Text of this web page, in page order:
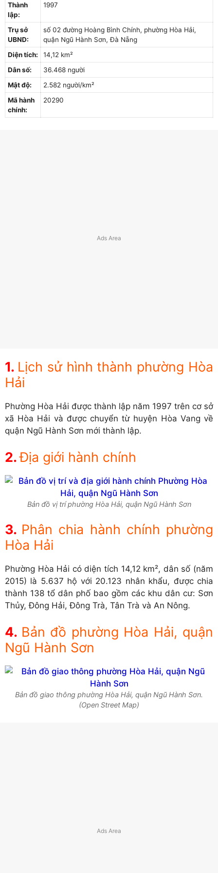
Thành
lập:
1997
Trụ sở
UBND:
số 02 đường Hoàng Bình Chính, phường Hòa Hải,
quận Ngũ Hành Sơn, Đà Nẵng
Diện tích:
14,12 km²
Dân số:
36.468 người
Mật độ:
2.582 người/km²
Mã hành
chính:
20290
Lịch sử hình thành phường Hòa
Hải
Phường Hòa Hải được thành lập năm 1997 trên cơ sở
xã Hòa Hải và được chuyển từ huyện Hòa Vang về
quận Ngũ Hành Sơn mới thành lập.
Địa giới hành chính
Bản đồ vị trí phường Hòa Hải, quận Ngũ Hành Sơn
Phân chia hành chính phường
Hòa Hải
Phường Hòa Hải có diện tích 14,12 km², dân số (năm
2015) là 5.637 hộ với 20.123 nhân khẩu, được chia
thành 138 tổ dân phố bao gồm các khu dân cư: Sơn
Thủy, Đông Hải, Đông Trà, Tân Trà và An Nông.
Bản đồ phường Hòa Hải, quận
Ngũ Hành Sơn
Bản đồ giao thông phường Hòa Hải, quận Ngũ Hành Sơn.
(Open Street Map)